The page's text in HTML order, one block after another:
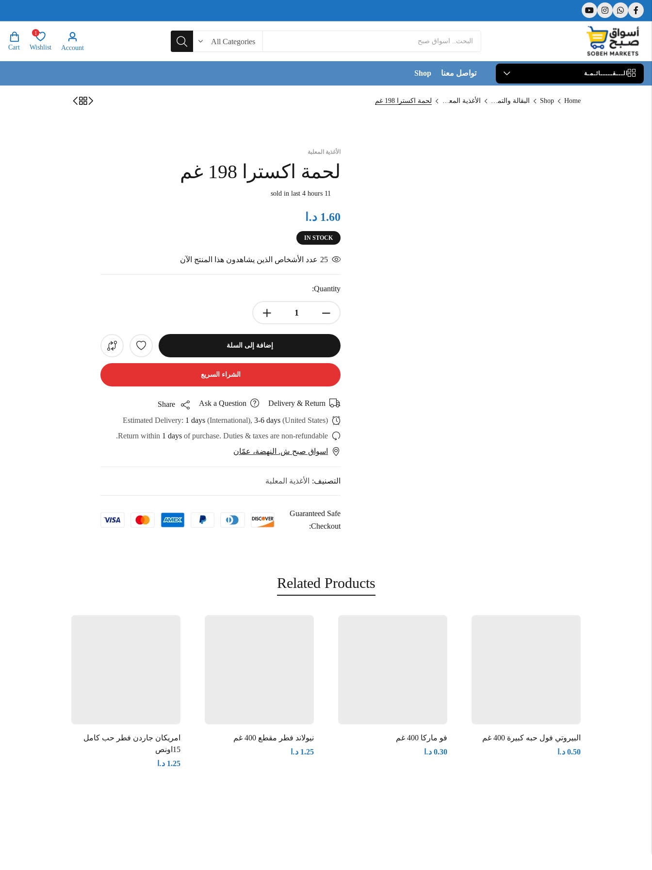
Account
1
Wishlist
Cart
الـــقـــــائـمـة تواصل معنا Shop
Home
Shop البقالة والتموين الأغذية المعلبة لحمة اكسترا 198 غم
الأغذية المعلبة
لحمة اكسترا 198 غم
11 sold in last 4 hours
1.60 د.ا
IN STOCK
25 عدد الأشخاص الذين يشاهدون هذا المنتج الآن
Quantity:
إضافة إلى السلة
الشراء السريع
Delivery & Return
Ask a Question
Share
Estimated Delivery: 1 days (International), 3-6 days (United States)
Return within 1 days of purchase. Duties & taxes are non-refundable.
اسواق صبح ش. النهضة، عمّان
التصنيف: الأغذية المعلبة
Guaranteed Safe
Checkout:
Related Products
البيروتي فول حبه كبيرة 400 غم
0.50 د.ا
فو ماركا 400 غم
0.30 د.ا
نيولاند فطر مقطع 400 غم
1.25 د.ا
امريكان جاردن فطر حب كامل
15اونص
1.25 د.ا